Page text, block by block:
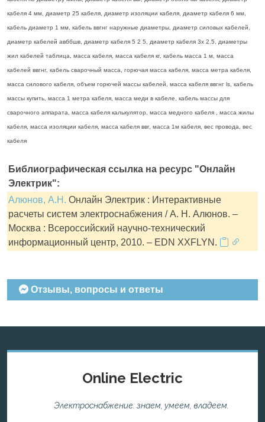
кабеля 4 мм, диаметр 25 кабеля, диаметр изоляции кабеля, диаметр кабеля 6 мм,
кабель диаметр 1 мм, кабель ввгнг наружные диаметры, диаметр силовых кабелей,
диаметр кабелей авббшв, диаметр кабеля 5 2 5, диаметр кабеля 3х 2.5, диаметры
жил кабелей таблица, масса кабеля, масса кабеля кг, кабель масса 1 м, масса
кабелей ввгнг, кабель сварочный масса, горючая масса кабеля, масса метра кабеля,
масса силового кабеля, объем горючей массы кабелей, масса кабеля ввгнг ls, кабель
массы купить, масса 1 метра кабеля, масса меди в кабеле, кабель массы для
сварочного аппарата, масса кабеля калькулятор, масса медного кабеля , масса жилы
кабеля, масса изоляции кабеля, масса кабеля ввг, масса 1м кабеля, вес провода, вес
кабеля
Библиографическая ссылка на ресурс "Онлайн
Электрик":
Алюнов, А.Н. Онлайн Электрик : Интерактивные
расчеты систем электроснабжения / А. Н. Алюнов. –
Москва : Всероссийский научно-технический
информационный центр, 2010. – EDN XXFLYN.
Отзывы, вопросы и ответы
Online Electric
Электроснабжение: знаем, умеем, владеем.